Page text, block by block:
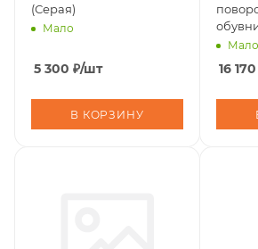
(Серая)
Мало
5 300 ₽/шт
В КОРЗИНУ
серый
Мало
16 170